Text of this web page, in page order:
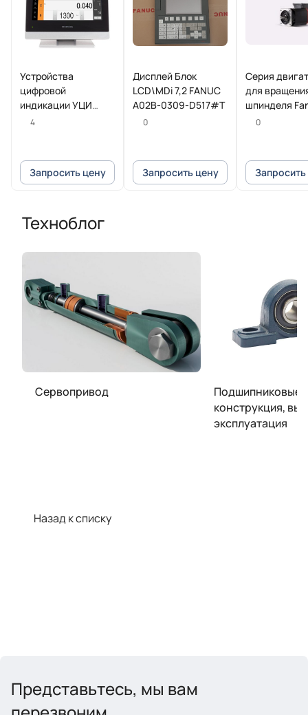
Устройства
цифровой
индикации УЦИ
POSITIP 8016
4
Запросить цену
Дисплей Блок
LCD\MDi 7,2 FANUC
A02B-0309-D517#T
0
Запросить цену
Серия
для
шпинделя
Beta iI
0
Техноблог
Сервопривод
Подшипниковые
конструкция,
эксплуатация
Назад к списку
Представьтесь, мы вам